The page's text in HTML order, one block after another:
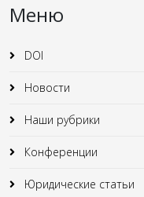
Меню
DOI
Новости
Наши рубрики
Конференции
Юридические статьи